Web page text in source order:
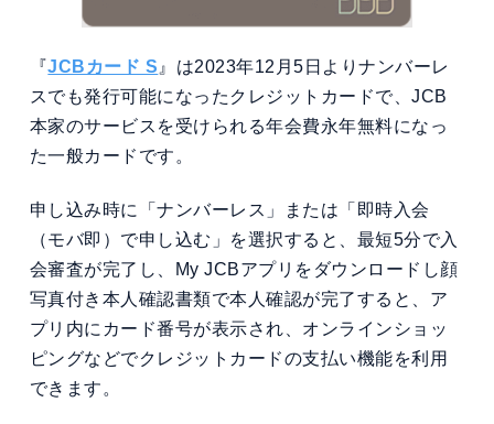
『JCBカード S 』は2023年12月5日よりナンバーレ
スでも発行可能になったクレジットカードで、JCB
本家のサービスを受けられる年会費永年無料になっ
た一般カードです。
申し込み時に「ナンバーレス」または「即時入会
（モバ即）で申し込む」を選択すると、最短5分で入
会審査が完了し、My JCBアプリをダウンロードし顔
写真付き本人確認書類で本人確認が完了すると、ア
プリ内にカード番号が表示され、オンラインショッ
ピングなどでクレジットカードの支払い機能を利用
できます。